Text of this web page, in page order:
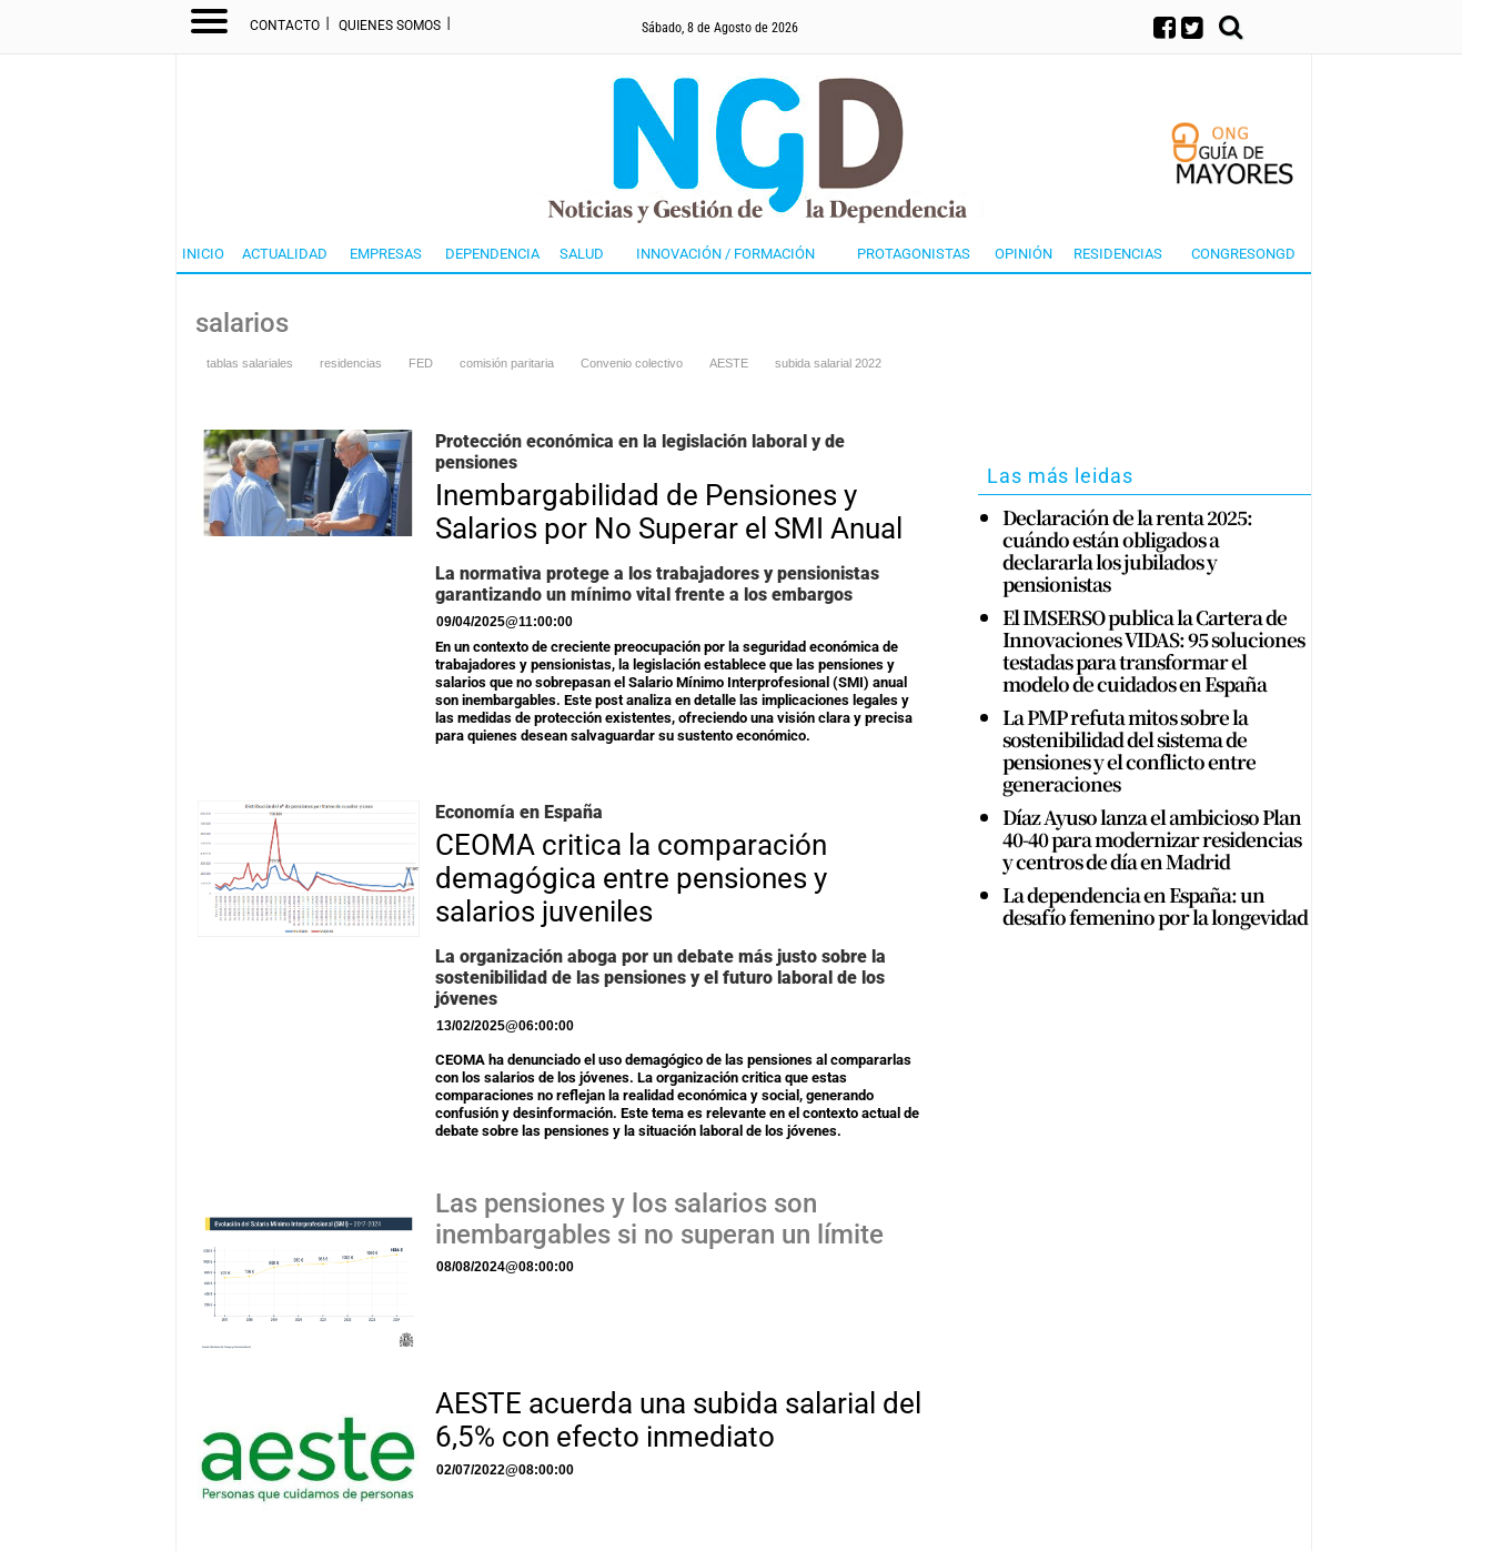
CONTACTO I QUIENES SOMOS I Sábado, 8 de Agosto de 2026
INICIO ACTUALIDAD EMPRESAS DEPENDENCIA SALUD INNOVACIÓN / FORMACIÓN PROTAGONISTAS OPINIÓN RESIDENCIAS CONGRESONGD
salarios
tablas salariales residencias FED comisión paritaria Convenio colectivo AESTE subida salarial 2022
Protección económica en la legislación laboral y de
pensiones
Inembargabilidad de Pensiones y
Salarios por No Superar el SMI Anual
La normativa protege a los trabajadores y pensionistas
garantizando un mínimo vital frente a los embargos
09/04/2025@11:00:00
En un contexto de creciente preocupación por la seguridad económica de
trabajadores y pensionistas, la legislación establece que las pensiones y
salarios que no sobrepasan el Salario Mínimo Interprofesional (SMI) anual
son inembargables. Este post analiza en detalle las implicaciones legales y
las medidas de protección existentes, ofreciendo una visión clara y precisa
para quienes desean salvaguardar su sustento económico.
Economía en España
CEOMA critica la comparación
demagógica entre pensiones y
salarios juveniles
La organización aboga por un debate más justo sobre la
sostenibilidad de las pensiones y el futuro laboral de los
jóvenes
13/02/2025@06:00:00
CEOMA ha denunciado el uso demagógico de las pensiones al compararlas
con los salarios de los jóvenes. La organización critica que estas
comparaciones no reflejan la realidad económica y social, generando
confusión y desinformación. Este tema es relevante en el contexto actual de
debate sobre las pensiones y la situación laboral de los jóvenes.
Las pensiones y los salarios son
inembargables si no superan un límite
08/08/2024@08:00:00
AESTE acuerda una subida salarial del
6,5% con efecto inmediato
02/07/2022@08:00:00
Las más leidas
Declaración de la renta 2025:
cuándo están obligados a
declararla los jubilados y
pensionistas
El IMSERSO publica la Cartera de
Innovaciones VIDAS: 95 soluciones
testadas para transformar el
modelo de cuidados en España
La PMP refuta mitos sobre la
sostenibilidad del sistema de
pensiones y el conflicto entre
generaciones
Díaz Ayuso lanza el ambicioso Plan
40-40 para modernizar residencias
y centros de día en Madrid
La dependencia en España: un
desafío femenino por la longevidad